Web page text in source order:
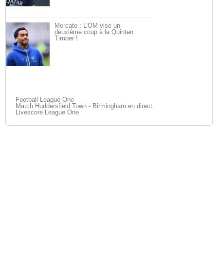
Mercato : L’OM vise un
deuxième coup à la Quinten
Timber !
Football League One
Match Huddersfield Town - Birmingham en direct.
Livescore League One